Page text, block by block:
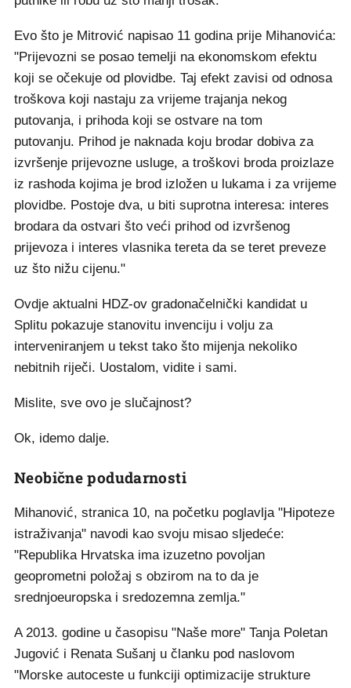
Evo što je Mitrović napisao 11 godina prije Mihanovića:
"Prijevozni se posao temelji na ekonomskom efektu
koji se očekuje od plovidbe. Taj efekt zavisi od odnosa
troškova koji nastaju za vrijeme trajanja nekog
putovanja, i prihoda koji se ostvare na tom
putovanju. Prihod je naknada koju brodar dobiva za
izvršenje prijevozne usluge, a troškovi broda proizlaze
iz rashoda kojima je brod izložen u lukama i za vrijeme
plovidbe. Postoje dva, u biti suprotna interesa: interes
brodara da ostvari što veći prihod od izvršenog
prijevoza i interes vlasnika tereta da se teret preveze
uz što nižu cijenu."
Ovdje aktualni HDZ-ov gradonačelnički kandidat u
Splitu pokazuje stanovitu invenciju i volju za
interveniranjem u tekst tako što mijenja nekoliko
nebitnih riječi. Uostalom, vidite i sami.
Mislite, sve ovo je slučajnost?
Ok, idemo dalje.
Neobične podudarnosti
Mihanović, stranica 10, na početku poglavlja "Hipoteze
istraživanja" navodi kao svoju misao sljedeće:
"Republika Hrvatska ima izuzetno povoljan
geoprometni položaj s obzirom na to da je
srednjoeuropska i sredozemna zemlja."
A 2013. godine u časopisu "Naše more" Tanja Poletan
Jugović i Renata Sušanj u članku pod naslovom
"Morske autoceste u funkciji optimizacije strukture